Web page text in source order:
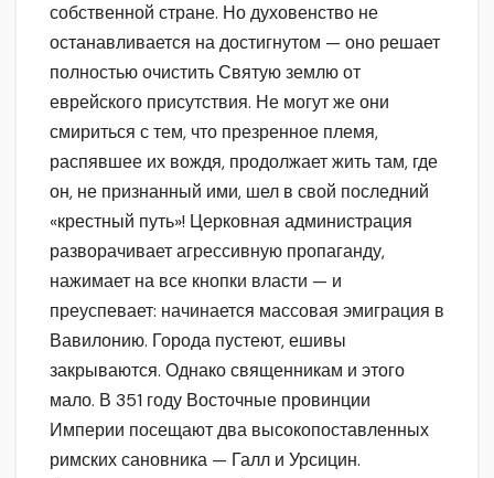
собственной стране. Но духовенство не
останавливается на достигнутом — оно решает
полностью очистить Святую землю от
еврейского присутствия. Не могут же они
смириться с тем, что презренное племя,
распявшее их вождя, продолжает жить там, где
он, не признанный ими, шел в свой последний
«крестный путь»! Церковная администрация
разворачивает агрессивную пропаганду,
нажимает на все кнопки власти — и
преуспевает: начинается массовая эмиграция в
Вавилонию. Города пустеют, ешивы
закрываются. Однако священникам и этого
мало. В 351 году Восточные провинции
Империи посещают два высокопоставленных
римских сановника — Галл и Урсицин.